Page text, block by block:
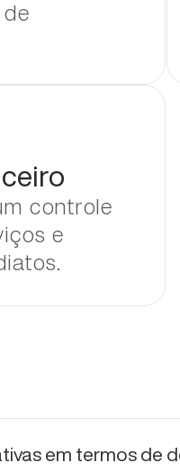
controle
e
em termos de